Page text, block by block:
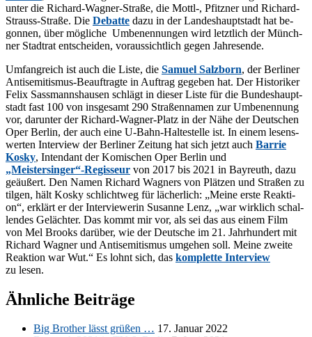
un­ter die Ri­chard-Wag­ner-Stra­ße, die Mottl-, Pfitz­ner und Ri­chard-
Strauss-Stra­ße. Die De­bat­te dazu in der Lan­des­haupt­stadt hat be­
gon­nen, über mög­li­che Um­be­nen­nun­gen wird letzt­lich der Münch­
ner Stadt­rat ent­schei­den, vor­aus­sicht­lich ge­gen Jahresende.
Um­fang­reich ist auch die Lis­te, die Sa­mu­el Salz­born, der Ber­li­ner
An­ti­se­mi­tis­mus-Be­auf­trag­te in Auf­trag ge­ge­ben hat. Der His­to­ri­ker
Fe­lix Sass­manns­hau­sen schlägt in die­ser Lis­te für die Bun­des­haupt­
stadt fast 100 von ins­ge­samt 290 Stra­ßen­na­men zur Um­be­nen­nung
vor, dar­un­ter der Ri­chard-Wag­ner-Platz in der Nähe der Deut­schen
Oper Ber­lin, der auch eine U-Bahn-Hal­te­stel­le ist. In ei­nem le­sens­
wer­ten In­ter­view der Ber­li­ner Zei­tung hat sich jetzt auch Bar­rie
Kos­ky, In­ten­dant der Ko­mi­schen Oper Ber­lin und
„Meistersinger“-Regisseur von 2017 bis 2021 in Bay­reuth, dazu
ge­äu­ßert. Den Na­men Ri­chard Wag­ners von Plät­zen und Stra­ßen zu
til­gen, hält Kos­ky schlicht­weg für lä­cher­lich: „Mei­ne ers­te Re­ak­ti­
on“, er­klärt er der In­ter­viewe­rin Su­san­ne Lenz, „war wirk­lich schal­
len­des Ge­läch­ter. Das kommt mir vor, als sei das aus ei­nem Film
von Mel Brooks dar­über, wie der Deut­sche im 21. Jahr­hun­dert mit
Ri­chard Wag­ner und An­ti­se­mi­tis­mus um­ge­hen soll. Mei­ne zwei­te
Re­ak­ti­on war Wut.“ Es lohnt sich, das kom­plet­te In­ter­view
zu lesen.
Ähnliche Beiträge
Big Brot­her lässt grü­ßen … 17. Ja­nu­ar 2022